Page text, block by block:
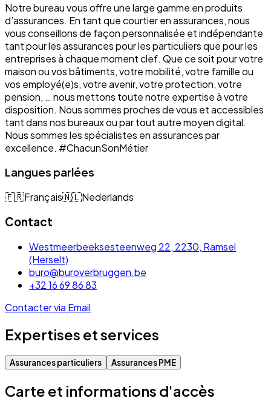
Notre bureau vous offre une large gamme en produits
d’assurances. En tant que courtier en assurances, nous
vous conseillons de façon personnalisée et indépendante
tant pour les assurances pour les particuliers que pour les
entreprises à chaque moment clef. Que ce soit pour votre
maison ou vos bâtiments, votre mobilité, votre famille ou
vos employé(e)s, votre avenir, votre protection, votre
pension, … nous mettons toute notre expertise à votre
disposition. Nous sommes proches de vous et accessibles
tant dans nos bureaux ou par tout autre moyen digital.
Nous sommes les spécialistes en assurances par
excellence. #ChacunSonMétier
Langues parlées
🇫🇷Français🇳🇱Nederlands
Contact
Westmeerbeeksesteenweg 22, 2230, Ramsel
(Herselt)
buro@buroverbruggen.be
+32 16 69 86 83
Contacter via Email
Expertises et services
Assurances particuliers Assurances PME
Carte et informations d'accès